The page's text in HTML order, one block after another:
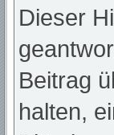
Dieser
Beitrag
halten,